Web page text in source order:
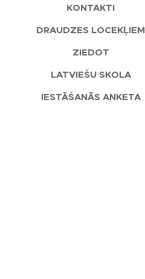
KONTAKTI
DRAUDZES LOCEKĻIEM
ZIEDOT
LATVIEŠU SKOLA
IESTĀŠANĀS ANKETA